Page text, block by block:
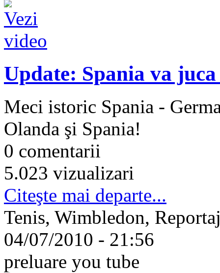
Update: Spania va
Meci istoric Spania -
Olanda şi Spania!
0 comentarii
5.023 vizualizari
Citeşte mai departe...
Tenis, Wimbledon,
04/07/2010 - 21:56
preluare you tube